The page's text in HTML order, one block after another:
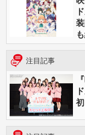
注目記事